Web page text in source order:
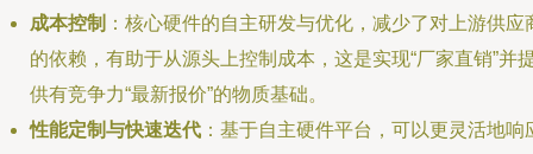
成本控制 ：核心硬件的自主研发与优化，减少了对上游供应
的依赖，有助于从源头上控制成本，这是实现“厂家直销”并
供有竞争力“最新报价”的物质基础。
性能定制与快速迭代 ：基于自主硬件平台，可以更灵活地响